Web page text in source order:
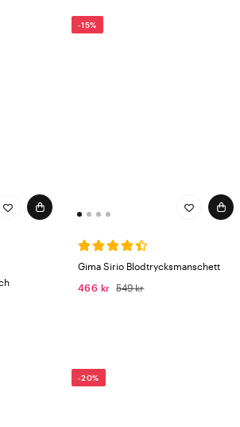
från GIMA
-15%
Gima Sirio Blodtrycksmanschett
466 kr
549 kr
-20%